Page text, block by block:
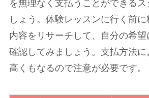
を無理なく支払うことができるス
しょう。体験レッスンに行く前
内容をリサーチして、自分の希
確認してみましょう。支払方法に
高くもなるので注意が必要です。